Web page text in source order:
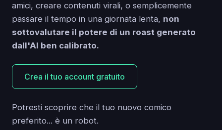
amici, creare contenuti virali, o semplicemente
passare il tempo in una giornata lenta, non
sottovalutare il potere di un roast generato
dall'AI ben calibrato.
Crea il tuo account gratuito
Potresti scoprire che il tuo nuovo comico
preferito... è un robot.